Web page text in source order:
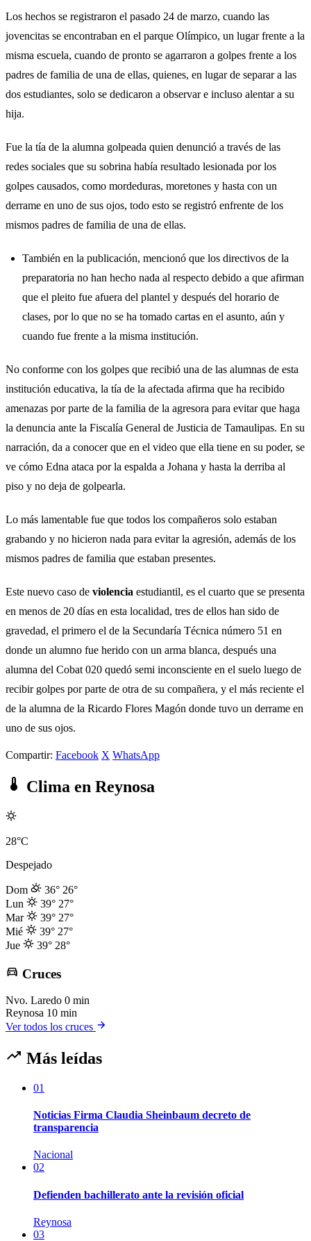
Los hechos se registraron el pasado 24 de marzo, cuando las
jovencitas se encontraban en el parque Olímpico, un lugar frente a la
misma escuela, cuando de pronto se agarraron a golpes frente a los
padres de familia de una de ellas, quienes, en lugar de separar a las
dos estudiantes, solo se dedicaron a observar e incluso alentar a su
hija.
Fue la tía de la alumna golpeada quien denunció a través de las
redes sociales que su sobrina había resultado lesionada por los
golpes causados, como mordeduras, moretones y hasta con un
derrame en uno de sus ojos, todo esto se registró enfrente de los
mismos padres de familia de una de ellas.
También en la publicación, mencionó que los directivos de la
preparatoria no han hecho nada al respecto debido a que afirman
que el pleito fue afuera del plantel y después del horario de
clases, por lo que no se ha tomado cartas en el asunto, aún y
cuando fue frente a la misma institución.
No conforme con los golpes que recibió una de las alumnas de esta
institución educativa, la tía de la afectada afirma que ha recibido
amenazas por parte de la familia de la agresora para evitar que haga
la denuncia ante la Fiscalía General de Justicia de Tamaulipas. En su
narración, da a conocer que en el video que ella tiene en su poder, se
ve cómo Edna ataca por la espalda a Johana y hasta la derriba al
piso y no deja de golpearla.
Lo más lamentable fue que todos los compañeros solo estaban
grabando y no hicieron nada para evitar la agresión, además de los
mismos padres de familia que estaban presentes.
Este nuevo caso de violencia estudiantil, es el cuarto que se presenta
en menos de 20 días en esta localidad, tres de ellos han sido de
gravedad, el primero el de la Secundaría Técnica número 51 en
donde un alumno fue herido con un arma blanca, después una
alumna del Cobat 020 quedó semi inconsciente en el suelo luego de
recibir golpes por parte de otra de su compañera, y el más reciente el
de la alumna de la Ricardo Flores Magón donde tuvo un derrame en
uno de sus ojos.
Compartir: Facebook X WhatsApp
Clima en Reynosa
28°C
Despejado
Dom 36° 26°
Lun
39° 27°
Mar
39° 27°
Mié
39° 27°
Jue
39° 28°
Cruces
Nvo. Laredo 0 min
Reynosa 10 min
Ver todos los cruces
Más leídas
01
Noticias Firma Claudia Sheinbaum decreto de
transparencia
Nacional
02
Defienden bachillerato ante la revisión oficial
Reynosa
03